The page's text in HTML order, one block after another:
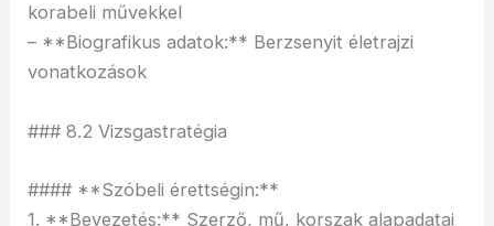
korabeli művekkel
– **Biografikus adatok:** Berzsenyit életrajzi
vonatkozások
### 8.2 Vizsgastratégia
#### **Szóbeli érettségin:**
1. **Bevezetés:** Szerző, mű, korszak alapadatai